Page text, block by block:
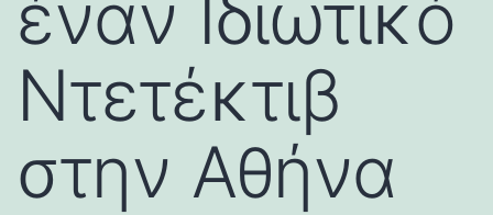
έναν Ιδιωτικό
Ντετέκτιβ
στην Αθήνα